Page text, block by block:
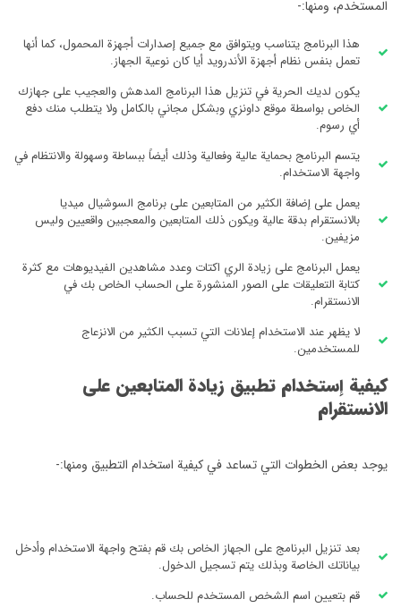
المستخدم، ومنها:-
هذا البرنامج يتناسب ويتوافق مع جميع إصدارات أجهزة المحمول، كما أنها
تعمل بنفس نظام أجهزة الأندرويد أيا كان نوعية الجهاز.
يكون لديك الحرية في تنزيل هذا البرنامج المدهش والعجيب على جهازك
الخاص بواسطة موقع داونزي وبشكل مجاني بالكامل ولا يتطلب منك دفع
أي رسوم.
يتسم البرنامج بحماية عالية وفعالية وذلك أيضاً ببساطة وسهولة والانتظام في
واجهة الاستخدام.
يعمل على إضافة الكثير من المتابعين على برنامج السوشيال ميديا
بالانستقرام بدقة عالية ويكون ذلك المتابعين والمعجبين واقعيين وليس
مزيفين.
يعمل البرنامج على زيادة الري اكتات وعدد مشاهدين الفيديوهات مع كثرة
كتابة التعليقات على الصور المنشورة على الحساب الخاص بك في
الانستقرام.
لا يظهر عند الاستخدام إعلانات التي تسبب الكثير من الانزعاج
للمستخدمين.
كيفية إستخدام تطبيق زيادة المتابعين على
الانستقرام
يوجد بعض الخطوات التي تساعد في كيفية استخدام التطبيق ومنها:-
بعد تنزيل البرنامج على الجهاز الخاص بك قم بفتح واجهة الاستخدام وأدخل
بياناتك الخاصة وبذلك يتم تسجيل الدخول.
قم بتعيين اسم الشخص المستخدم للحساب.